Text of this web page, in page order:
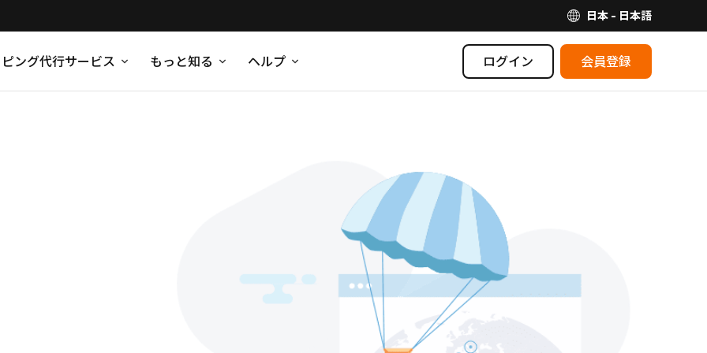
日本 - 日本語
ング代行サービス もっと知る ヘルプ ログイン 会員登録